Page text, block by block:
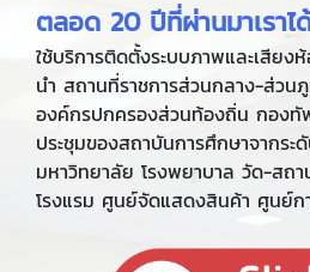
ตลอด 20 ปีที่ผ่านมาเราไ
ใช้บริการติดตั้งระบบภาพและเสียง
นำ สถานที่ราชการส่วนกลาง-ส่วน
องค์กรปกครองส่วนท้องถิ่น กองทั
ประชุมของสถาบันการศึกษาจากระ
มหาวิทยาลัย โรงพยาบาล วัด-สถ
โรงแรม ศูนย์จัดแสดงสินค้า ศูนย์ก